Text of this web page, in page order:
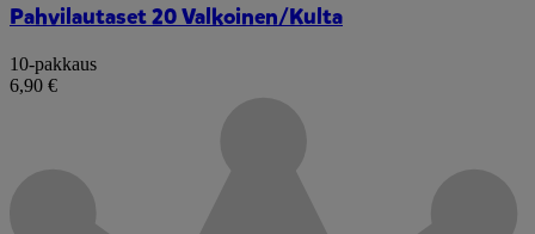
Pahvilautaset 20 Valkoinen/Kulta
10-pakkaus
6,90 €